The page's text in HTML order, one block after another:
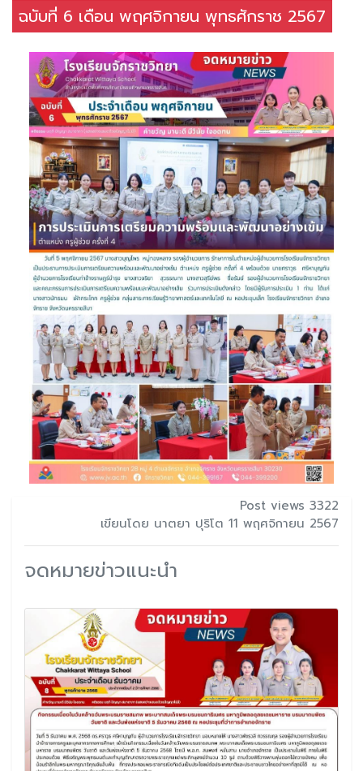
ฉบับที่ 6 เดือน พฤศจิกายน พุทธศักราช 2567
Post views 3322
เขียนโดย นาตยา ปุริโต 11 พฤศจิกายน 2567
จดหมายข่าวแนะนำ